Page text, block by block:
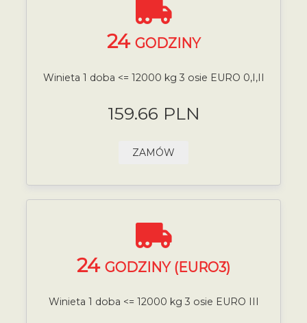
24 GODZINY
Winieta 1 doba <= 12000 kg 3 osie EURO 0,I,II
159.66 PLN
ZAMÓW
24 GODZINY (EURO3)
Winieta 1 doba <= 12000 kg 3 osie EURO III